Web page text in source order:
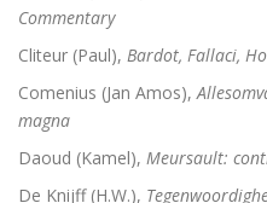
Luther de
In de handen
Commentary
Cliteur (Paul), Bardot, Fallaci,
Comenius (Jan Amos),
magna
Daoud (Kamel), Meursault:
De Knijff (H.W.),